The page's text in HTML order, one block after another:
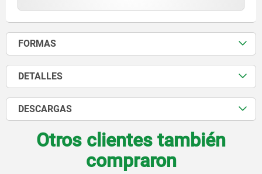
FORMAS
DETALLES
DESCARGAS
Otros clientes también
compraron